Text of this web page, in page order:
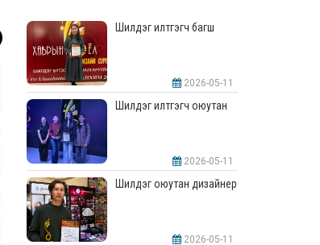
Шилдэг илтгэгч багш
2026-05-11
Шилдэг илтгэгч оюутан
2026-05-11
Шилдэг оюутан дизайнер
2026-05-11